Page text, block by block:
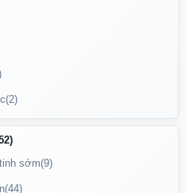
của Máy massage Handy
động máy.
(2)
sớm(9)
(44)